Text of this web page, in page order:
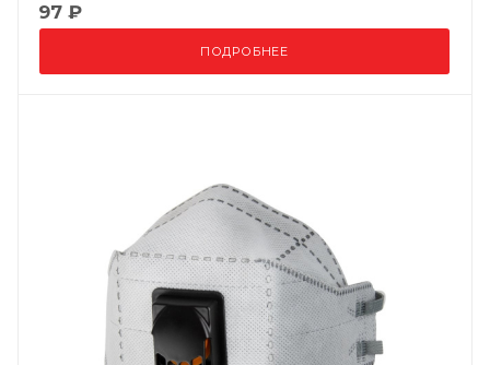
97 ₽
ПОДРОБНЕЕ